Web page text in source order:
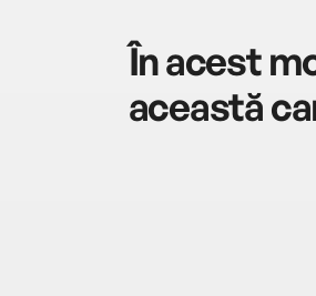
În acest
această